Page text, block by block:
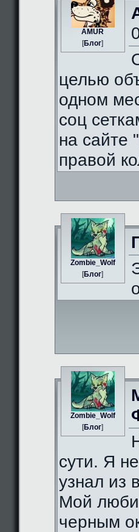
AMUR
[Блог]
целью
одном
соц
на сайте
правой
Zombie_Wolf
[Блог]
Zombie_Wolf
[Блог]
сути. Я
узнал из
Мой
черным